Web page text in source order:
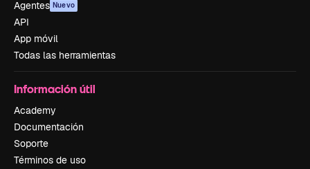
Agentes Nuevo
API
App móvil
Todas las herramientas
Información útil
Academy
Documentación
Soporte
Términos de uso